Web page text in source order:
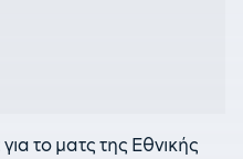
το ματς της Εθνικής